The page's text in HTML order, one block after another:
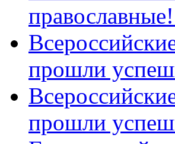
прошли
прошли